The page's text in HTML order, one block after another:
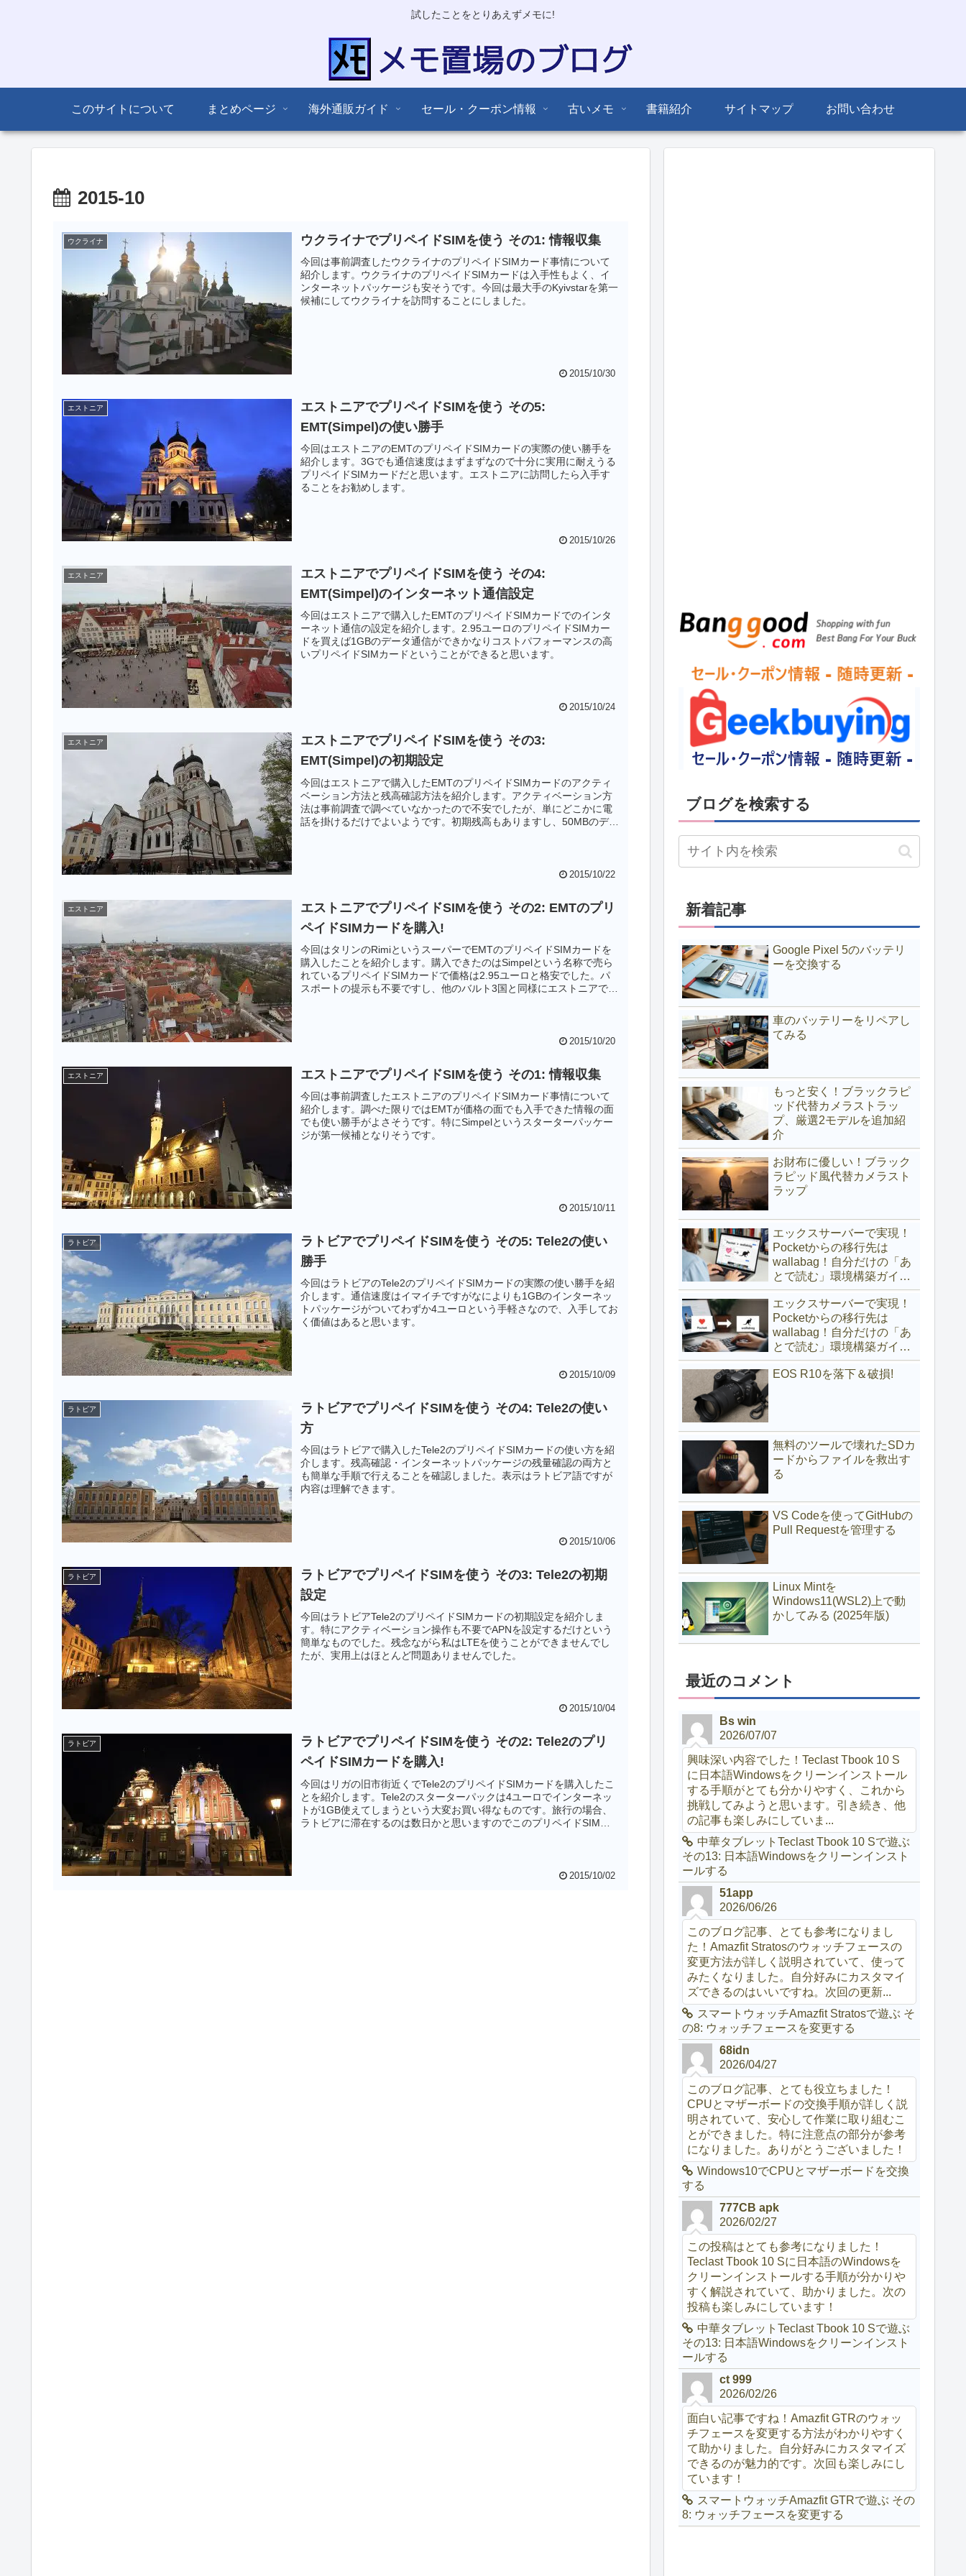
試したことをとりあえずメモに!
このサイトについて まとめページ 海外通販ガイド セール・クーポン情報 古いメモ 書籍紹介 サイトマップ お問い合わせ
2015-10
ウクライナ ウクライナでプリペイドSIMを使う その1: 情報収集
今回は事前調査したウクライナのプリペイドSIMカード事情について
紹介します。ウクライナのプリペイドSIMカードは入手性もよく、イ
ンターネットパッケージも安そうです。今回は最大手のKyivstarを第一
候補にしてウクライナを訪問することにしました。
2015/10/30
エストニア
エストニアでプリペイドSIMを使う その5:
EMT(Simpel)の使い勝手
今回はエストニアのEMTのプリペイドSIMカードの実際の使い勝手を
紹介します。3Gでも通信速度はまずまずなので十分に実用に耐えうる
プリペイドSIMカードだと思います。エストニアに訪問したら入手す
ることをお勧めします。
2015/10/26
エストニア
エストニアでプリペイドSIMを使う その4:
EMT(Simpel)のインターネット通信設定
今回はエストニアで購入したEMTのプリペイドSIMカードでのインタ
ーネット通信の設定を紹介します。2.95ユーロのプリペイドSIMカー
ドを買えば1GBのデータ通信ができかなりコストパフォーマンスの高
いプリペイドSIMカードということができると思います。
2015/10/24
エストニア
エストニアでプリペイドSIMを使う その3:
EMT(Simpel)の初期設定
今回はエストニアで購入したEMTのプリペイドSIMカードのアクティ
ベーション方法と残高確認方法を紹介します。アクティベーション方
法は事前調査で調べていなかったので不安でしたが、単にどこかに電
話を掛けるだけでよいようです。初期残高もありますし、50MBのデー
2015/10/22
エストニア
エストニアでプリペイドSIMを使う その2: EMTのプリ
ペイドSIMカードを購入!
今回はタリンのRimiというスーパーでEMTのプリペイドSIMカードを
購入したことを紹介します。購入できたのはSimpelという名称で売ら
れているプリペイドSIMカードで価格は2.95ユーロと格安でした。パ
スポートの提示も不要ですし、他のバルト3国と同様にエストニアでの
2015/10/20
エストニア エストニアでプリペイドSIMを使う その1: 情報収集
今回は事前調査したエストニアのプリペイドSIMカード事情について
紹介します。調べた限りではEMTが価格の面でも入手できた情報の面
でも使い勝手がよさそうです。特にSimpelというスターターパッケー
ジが第一候補となりそうです。
2015/10/11
ラトビア
ラトビアでプリペイドSIMを使う その5: Tele2の使い
勝手
今回はラトビアのTele2のプリペイドSIMカードの実際の使い勝手を紹
介します。通信速度はイマイチですがなによりも1GBのインターネッ
トパッケージがついてわずか4ユーロという手軽さなので、入手してお
く価値はあると思います。
2015/10/09
ラトビア
ラトビアでプリペイドSIMを使う その4: Tele2の使い
方
今回はラトビアで購入したTele2のプリペイドSIMカードの使い方を紹
介します。残高確認・インターネットパッケージの残量確認の両方と
も簡単な手順で行えることを確認しました。表示はラトビア語ですが
内容は理解できます。
2015/10/06
ラトビア
ラトビアでプリペイドSIMを使う その3: Tele2の初期
設定
今回はラトビアTele2のプリペイドSIMカードの初期設定を紹介しま
す。特にアクティベーション操作も不要でAPNを設定するだけという
簡単なものでした。残念ながら私はLTEを使うことができませんでし
たが、実用上はほとんど問題ありませんでした。
2015/10/04
ラトビア
ラトビアでプリペイドSIMを使う その2: Tele2のプリ
ペイドSIMカードを購入!
今回はリガの旧市街近くでTele2のプリペイドSIMカードを購入したこ
とを紹介します。Tele2のスターターパックは4ユーロでインターネッ
トが1GB使えてしまうという大変お買い得なものです。旅行の場合、
ラトビアに滞在するのは数日かと思いますのでこのプリペイドSIMカ
2015/10/02
ブログを検索する
新着記事
Google Pixel 5のバッテリ
ーを交換する
車のバッテリーをリペアし
てみる
もっと安く！ブラックラピ
ッド代替カメラストラッ
プ、厳選2モデルを追加紹
介
お財布に優しい！ブラック
ラピッド風代替カメラスト
ラップ
エックスサーバーで実現！
Pocketからの移行先は
wallabag！自分だけの「あ
とで読む」環境構築ガイド
(サブディレクトリ編)
エックスサーバーで実現！
Pocketからの移行先は
wallabag！自分だけの「あ
とで読む」環境構築ガイド
(サブドメイン編)
EOS R10を落下＆破損!
無料のツールで壊れたSDカ
ードからファイルを救出す
る
VS Codeを使ってGitHubの
Pull Requestを管理する
Linux Mintを
Windows11(WSL2)上で動
かしてみる (2025年版)
最近のコメント
Bs win
2026/07/07
興味深い内容でした！Teclast Tbook 10 S
に日本語Windowsをクリーンインストール
する手順がとても分かりやすく、これから
挑戦してみようと思います。引き続き、他
の記事も楽しみにしていま...
中華タブレットTeclast Tbook 10 Sで遊ぶ
その13: 日本語Windowsをクリーンインスト
ールする
51app
2026/06/26
このブログ記事、とても参考になりまし
た！Amazfit Stratosのウォッチフェースの
変更方法が詳しく説明されていて、使って
みたくなりました。自分好みにカスタマイ
ズできるのはいいですね。次回の更新...
スマートウォッチAmazfit Stratosで遊ぶ そ
の8: ウォッチフェースを変更する
68idn
2026/04/27
このブログ記事、とても役立ちました！
CPUとマザーボードの交換手順が詳しく説
明されていて、安心して作業に取り組むこ
とができました。特に注意点の部分が参考
になりました。ありがとうございました！
Windows10でCPUとマザーボードを交換
する
777CB apk
2026/02/27
この投稿はとても参考になりました！
Teclast Tbook 10 Sに日本語のWindowsを
クリーンインストールする手順が分かりや
すく解説されていて、助かりました。次の
投稿も楽しみにしています！
中華タブレットTeclast Tbook 10 Sで遊ぶ
その13: 日本語Windowsをクリーンインスト
ールする
ct 999
2026/02/26
面白い記事ですね！Amazfit GTRのウォッ
チフェースを変更する方法がわかりやすく
て助かりました。自分好みにカスタマイズ
できるのが魅力的です。次回も楽しみにし
ています！
スマートウォッチAmazfit GTRで遊ぶ その
8: ウォッチフェースを変更する